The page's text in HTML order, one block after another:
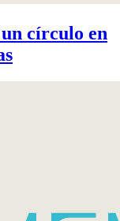
círculo en